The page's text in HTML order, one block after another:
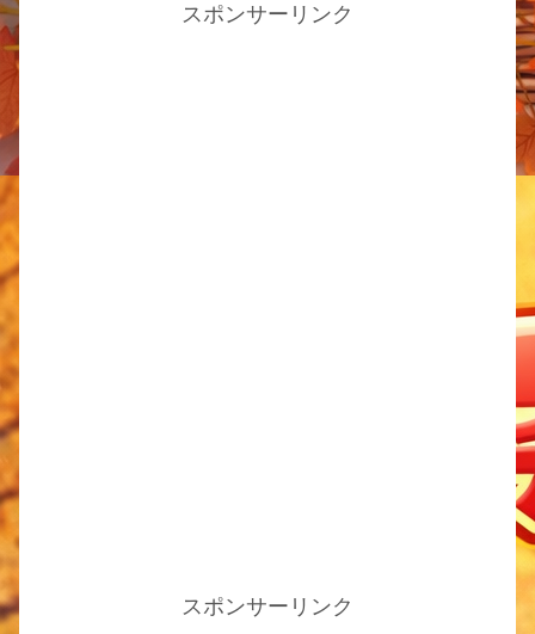
スポンサーリンク
スポンサーリンク